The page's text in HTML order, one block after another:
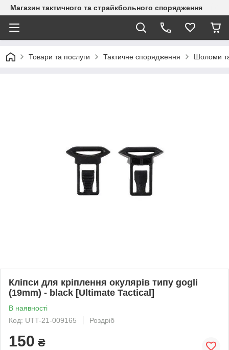
Магазин тактичного та страйкбольного спорядження
Товари та послуги Тактичне спорядження Шоломи
Кліпси для кріплення окулярів типу gogli
(19mm) - black [Ultimate Tactical]
В наявності
Код: UTT-21-009165
Роздріб
150 ₴